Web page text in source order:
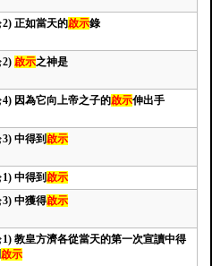
2) 正如當天的啟示錄
2) 啟示之神是
4) 因為它向上帝之子的啟示伸出手
3) 中得到啟示
1) 中得到啟示
3) 中獲得啟示
1) 教皇方濟各從當天的第一次宣讀中得
啟示